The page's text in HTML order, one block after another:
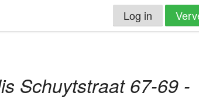
Log in
Schuytstraat 67-69 -